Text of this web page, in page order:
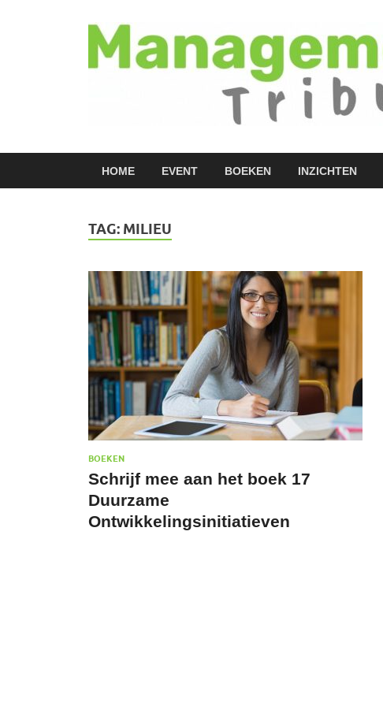
HOME EVENT BOEKEN INZICHTEN
TAG: MILIEU
BOEKEN
Schrijf mee aan het boek 17
Duurzame
Ontwikkelingsinitiatieven